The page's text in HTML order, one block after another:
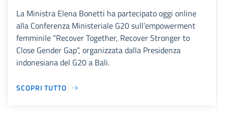
La Ministra Elena Bonetti ha partecipato oggi online
alla Conferenza Ministeriale G20 sull’empowerment
femminile “Recover Together, Recover Stronger to
Close Gender Gap”, organizzata dalla Presidenza
indonesiana del G20 a Bali.
SCOPRI TUTTO